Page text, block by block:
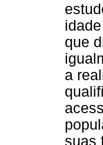
que
a
suas